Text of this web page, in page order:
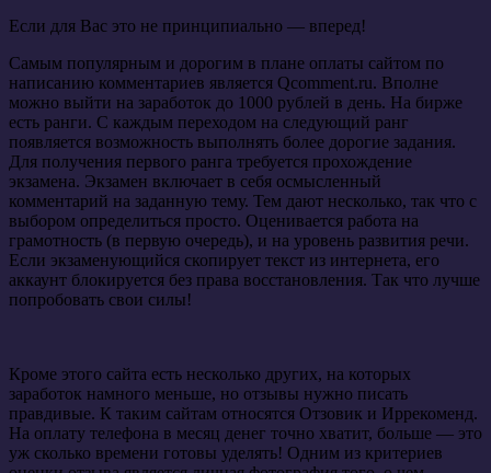
Если для Вас это не принципиально — вперед!
Самым популярным и дорогим в плане оплаты сайтом по
написанию комментариев является Qcomment.ru. Вполне
можно выйти на заработок до 1000 рублей в день. На бирже
есть ранги. С каждым переходом на следующий ранг
появляется возможность выполнять более дорогие задания.
Для получения первого ранга требуется прохождение
экзамена. Экзамен включает в себя осмысленный
комментарий на заданную тему. Тем дают несколько, так что с
выбором определиться просто. Оценивается работа на
грамотность (в первую очередь), и на уровень развития речи.
Если экзаменующийся скопирует текст из интернета, его
аккаунт блокируется без права восстановления. Так что лучше
попробовать свои силы!
Кроме этого сайта есть несколько других, на которых
заработок намного меньше, но отзывы нужно писать
правдивые. К таким сайтам относятся Отзовик и Иррекоменд.
На оплату телефона в месяц денег точно хватит, больше — это
уж сколько времени готовы уделять! Одним из критериев